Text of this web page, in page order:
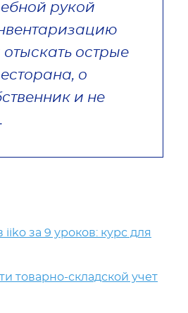
рукой
острые
о
и не
за 9 уроков: курс для
товарно-складской учет